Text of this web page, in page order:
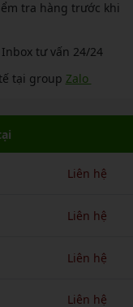
tra hàng trước khi
tư vấn 24/24
tại group Zalo
Liên hệ
Liên hệ
Liên hệ
Liên hệ